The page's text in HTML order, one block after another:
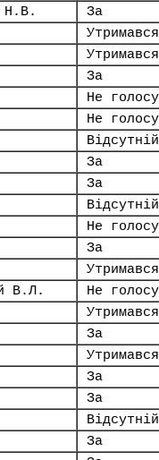
Н.В.
За
Утримався
Утримався
За
Не
Не
Відсутній
За
За
Відсутній
Не
За
Утримався
В.Л.
Не
Утримався
За
Утримався
За
За
Відсутній
За